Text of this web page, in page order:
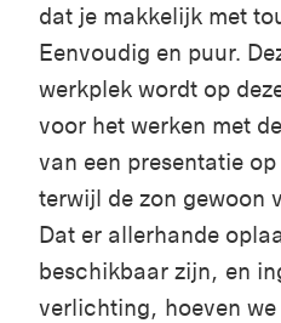
dat je makkelijk met
Eenvoudig en puur. De
werkplek wordt op
voor het werken met
van een presentatie op
terwijl de zon gewoon
Dat er allerhande
beschikbaar zijn, en
verlichting, hoeven we